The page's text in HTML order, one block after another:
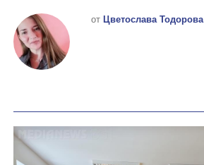
от Цветослава Тодорова